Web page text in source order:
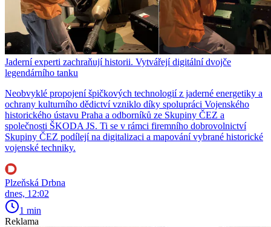
Jaderní experti zachraňují historii. Vytvářejí digitální dvojče
legendárního tanku
Neobvyklé propojení špičkových technologií z jaderné energetiky a
ochrany kulturního dědictví vzniklo díky spolupráci Vojenského
historického ústavu Praha a odborníků ze Skupiny ČEZ a
společnosti ŠKODA JS. Ti se v rámci firemního dobrovolnictví
Skupiny ČEZ podílejí na digitalizaci a mapování vybrané historické
vojenské techniky.
Plzeňská Drbna
dnes, 12:02
1 min
Reklama